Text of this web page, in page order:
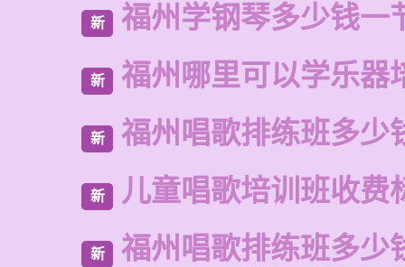
新 福州学钢琴多少钱一
新 福州哪里可以学乐器
新 福州唱歌排练班多少
新 儿童唱歌培训班收费
新 福州唱歌排练班多少